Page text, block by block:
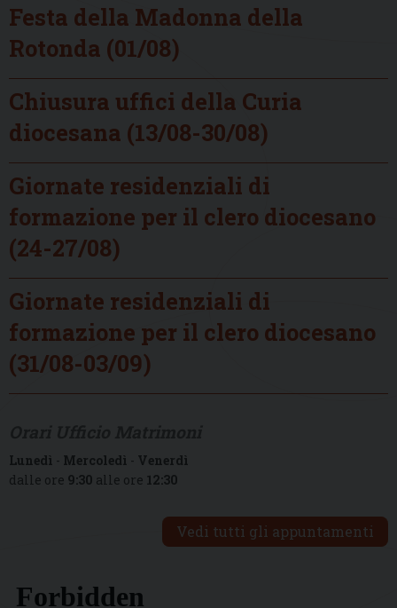
Festa della Madonna della
Rotonda (01/08)
Chiusura uffici della Curia
diocesana (13/08-30/08)
Giornate residenziali di
formazione per il clero diocesano
(24-27/08)
Giornate residenziali di
formazione per il clero diocesano
(31/08-03/09)
Lunedì - Mercoledì - Venerdì
dalle ore 9:30 alle ore 12:30
Vedi tutti gli appuntamenti